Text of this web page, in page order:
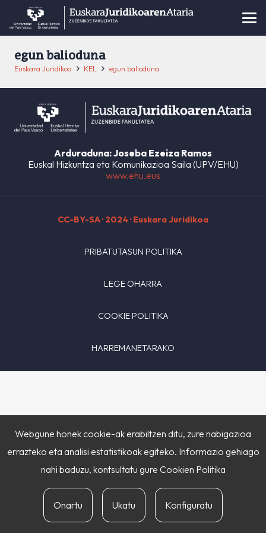
egun balioduna
Euskara Juridikoa KEL egun balioduna
Arduraduna: Joseba Ezeiza Ramos
Euskal Hizkuntza eta Komunikazioa Saila (UPV/EHU)
www.ehu.eus
CC-BY-SA· 2024 · Euskara Juridikoa
PRIBATUTASUN POLITIKA
LEGE OHARRA
COOKIE POLITIKA
HARREMANETARAKO
Webgune honek cookie-ak erabiltzen ditu, zure nabigazioa
errazteko eta analisi estatistikoak egiteko. Informazio gehiago
nahi baduzu, kontsultatu gure Cookien Politika
Onartu Ukatu Konfiguratu